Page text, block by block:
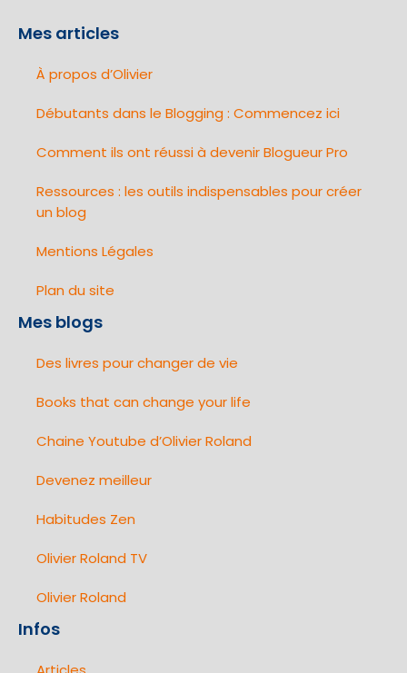
Mes articles
À propos d’Olivier
Débutants dans le Blogging : Commencez ici
Comment ils ont réussi à devenir Blogueur Pro
Ressources : les outils indispensables pour créer
un blog
Mentions Légales
Plan du site
Mes blogs
Des livres pour changer de vie
Books that can change your life
Chaine Youtube d’Olivier Roland
Devenez meilleur
Habitudes Zen
Olivier Roland TV
Olivier Roland
Infos